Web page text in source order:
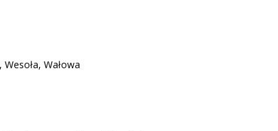
Wałowa